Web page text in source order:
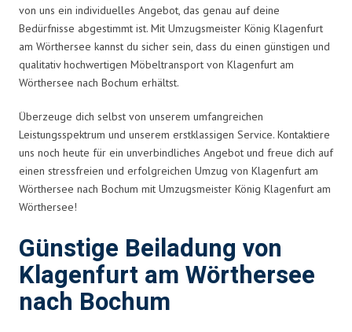
von uns ein individuelles Angebot, das genau auf deine
Bedürfnisse abgestimmt ist. Mit Umzugsmeister König Klagenfurt
am Wörthersee kannst du sicher sein, dass du einen günstigen und
qualitativ hochwertigen Möbeltransport von Klagenfurt am
Wörthersee nach Bochum erhältst.
Überzeuge dich selbst von unserem umfangreichen
Leistungsspektrum und unserem erstklassigen Service. Kontaktiere
uns noch heute für ein unverbindliches Angebot und freue dich auf
einen stressfreien und erfolgreichen Umzug von Klagenfurt am
Wörthersee nach Bochum mit Umzugsmeister König Klagenfurt am
Wörthersee!
Günstige Beiladung von
Klagenfurt am Wörthersee
nach Bochum